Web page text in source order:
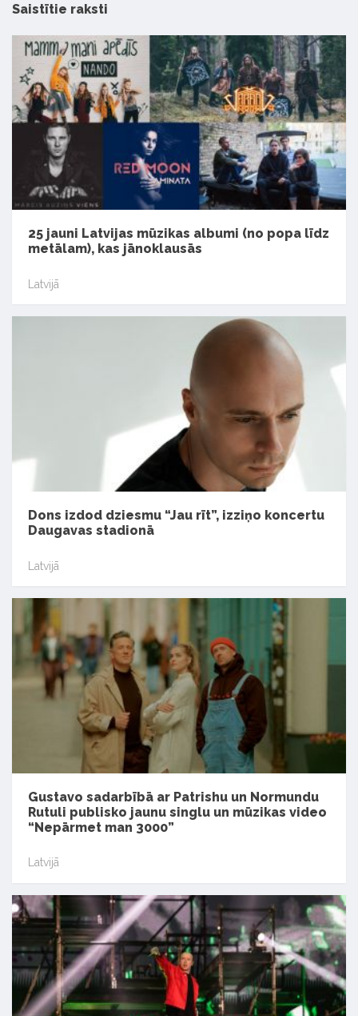
Saistītie raksti
25 jauni Latvijas mūzikas albumi (no popa līdz
metālam), kas jānoklausās
Latvijā
Dons izdod dziesmu “Jau rīt”, izziņo koncertu
Daugavas stadionā
Latvijā
Gustavo sadarbībā ar Patrishu un Normundu
Rutuli publisko jaunu singlu un mūzikas video
“Nepārmet man 3000”
Latvijā